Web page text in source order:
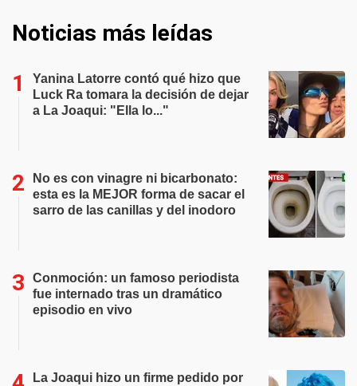
Noticias más leídas
Yanina Latorre contó qué hizo que
Luck Ra tomara la decisión de dejar
a La Joaqui: "Ella lo..."
No es con vinagre ni bicarbonato:
esta es la MEJOR forma de sacar el
sarro de las canillas y del inodoro
Conmoción: un famoso periodista
fue internado tras un dramático
episodio en vivo
La Joaqui hizo un firme pedido por